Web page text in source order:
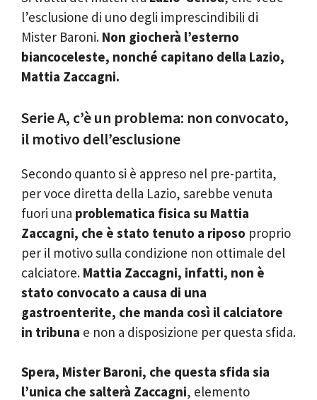
l’esclusione di uno degli imprescindibili di
Mister Baroni. Non giocherà l’esterno
biancoceleste, nonché capitano della Lazio,
Mattia Zaccagni.
Serie A, c’è un problema: non convocato,
il motivo dell’esclusione
Secondo quanto si è appreso nel pre-partita,
per voce diretta della Lazio, sarebbe venuta
fuori una problematica fisica su Mattia
Zaccagni, che è stato tenuto a riposo proprio
per il motivo sulla condizione non ottimale del
calciatore. Mattia Zaccagni, infatti, non è
stato convocato a causa di una
gastroenterite, che manda così il calciatore
in tribuna e non a disposizione per questa sfida.
Spera, Mister Baroni, che questa sfida sia
l’unica che salterà Zaccagni, elemento